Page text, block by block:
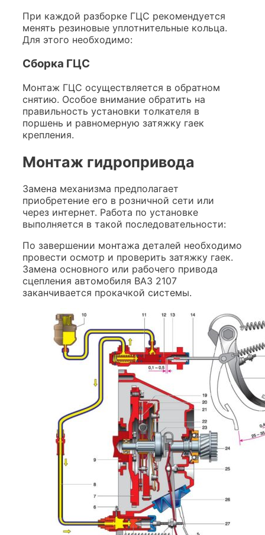
При каждой разборке ГЦС рекомендуется
менять резиновые уплотнительные кольца.
Для этого необходимо:
Сборка ГЦС
Монтаж ГЦС осуществляется в обратном
снятию. Особое внимание обратить на
правильность установки толкателя в
поршень и равномерную затяжку гаек
крепления.
Монтаж гидропривода
Замена механизма предполагает
приобретение его в розничной сети или
через интернет. Работа по установке
выполняется в такой последовательности:
По завершении монтажа деталей необходимо
провести осмотр и проверить затяжку гаек.
Замена основного или рабочего привода
сцепления автомобиля ВАЗ 2107
заканчивается прокачкой системы.